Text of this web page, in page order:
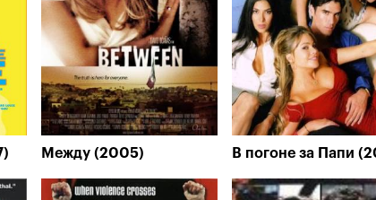
Между (2005) В погоне за Папи